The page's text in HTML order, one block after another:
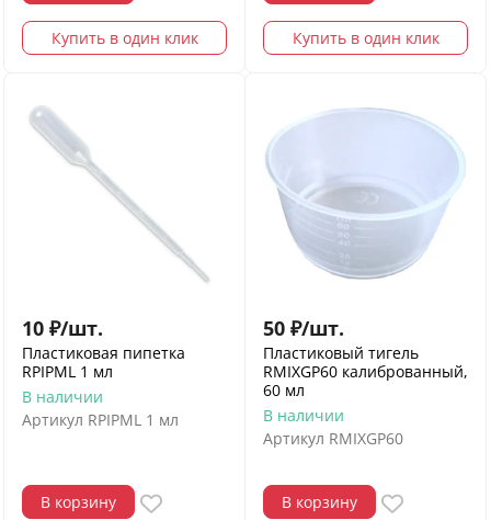
Купить в один клик Купить в один клик
10 ₽/шт.
Пластиковая пипетка
RPIPML 1 мл
В наличии
Артикул RPIPML 1 мл
В корзину
50 ₽/шт.
Пластиковый тигель
RMIXGP60 калиброванный,
60 мл
В наличии
Артикул RMIXGP60
В корзину